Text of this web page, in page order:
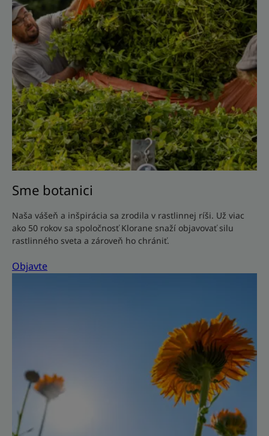
Sme botanici
Naša vášeň a inšpirácia sa zrodila v rastlinnej ríši. Už viac
ako 50 rokov sa spoločnosť Klorane snaží objavovať silu
rastlinného sveta a zároveň ho chrániť.
Objavte